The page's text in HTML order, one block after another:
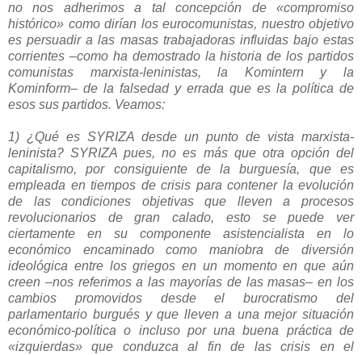
no nos adherimos a tal concepción de «compromiso
histórico» como dirían los eurocomunistas, nuestro objetivo
es persuadir a las masas trabajadoras influidas bajo estas
corrientes –como ha demostrado la historia de los partidos
comunistas marxista-leninistas, la Komintern y la
Kominform– de la falsedad y errada que es la política de
esos sus partidos. Veamos:
1) ¿Qué es SYRIZA desde un punto de vista marxista-
leninista? SYRIZA pues, no es más que otra opción del
capitalismo, por consiguiente de la burguesía, que es
empleada en tiempos de crisis para contener la evolución
de las condiciones objetivas que lleven a procesos
revolucionarios de gran calado, esto se puede ver
ciertamente en su componente asistencialista en lo
económico encaminado como maniobra de diversión
ideológica entre los griegos en un momento en que aún
creen –nos referimos a las mayorías de las masas– en los
cambios promovidos desde el burocratismo del
parlamentario burgués y que lleven a una mejor situación
económico-política o incluso por una buena práctica de
«izquierdas» que conduzca al fin de las crisis en el